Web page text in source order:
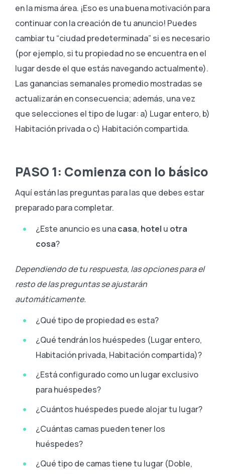
en la misma área. ¡Eso es una buena motivación para
continuar con la creación de tu anuncio! Puedes
cambiar tu “ciudad predeterminada” si es necesario
(por ejemplo, si tu propiedad no se encuentra en el
lugar desde el que estás navegando actualmente).
Las ganancias semanales promedio mostradas se
actualizarán en consecuencia; además, una vez
que selecciones el tipo de lugar: a) Lugar entero, b)
Habitación privada o c) Habitación compartida.
PASO 1: Comienza con lo básico
Aquí están las preguntas para las que debes estar
preparado para completar.
¿Este anuncio es unacasa, hotel u otra
cosa?
Dependiendo de tu respuesta, las opciones para el
resto de las preguntas se ajustarán
automáticamente.
¿Qué tipo de propiedad es esta?
¿Qué tendrán los huéspedes (Lugar entero,
Habitación privada, Habitación compartida)?
¿Está configurado como un lugar exclusivo
para huéspedes?
¿Cuántos huéspedes puede alojar tu lugar?
¿Cuántas camas pueden tener los
huéspedes?
¿Qué tipo de camas tiene tu lugar (Doble,